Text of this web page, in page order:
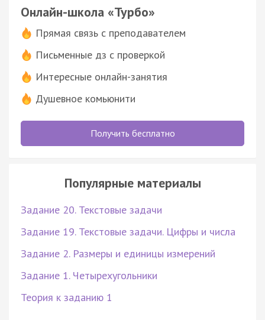
Онлайн-школа «Турбо»
Прямая связь с преподавателем
Письменные дз с проверкой
Интересные онлайн-занятия
Душевное комьюнити
Получить бесплатно
Популярные материалы
Задание 20. Текстовые задачи
Задание 19. Текстовые задачи. Цифры и числа
Задание 2. Размеры и единицы измерений
Задание 1. Четырехугольники
Теория к заданию 1